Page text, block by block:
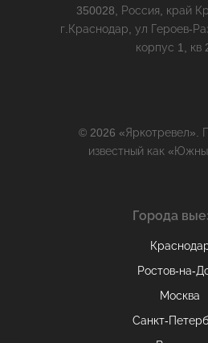
350028, Россия, край
г.Краснодар, ул Героев-
корпус 1, кв
© 2026 «Яркотревел».
известный как
Города
Ростов-на-
Москва
Санкт-
Оставаясь на сайте, вы даетесогласие